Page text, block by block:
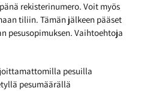
rekisterinumero. Voit myös
tiliin. Tämän jälkeen pääset
pesusopimuksen. Vaihtoehtoja
pesuilla
pesumäärällä